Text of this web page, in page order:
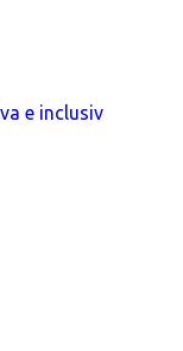
e inclusiv